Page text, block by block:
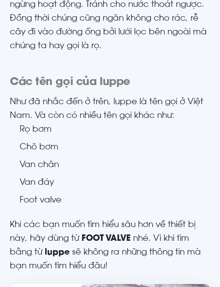
ngừng hoạt động. Tránh cho nước thoát ngược.
Đồng thời chúng cũng ngăn không cho rác, rễ
cây đi vào đường ống bởi lưới lọc bên ngoài mà
chúng ta hay gọi là rọ.
Các tên gọi của luppe
Như đã nhắc đến ở trên, luppe là tên gọi ở Việt
Nam. Và còn có nhiều tên gọi khác như:
Rọ bơm
Chõ bơm
Van chân
Van đáy
Foot valve
Khi các bạn muốn tìm hiểu sâu hơn về thiết bị
này, hãy dùng từ FOOT VALVE nhé. Vì khi tìm
bằng từ luppe sẽ không ra những thông tin mà
bạn muốn tìm hiểu đâu!